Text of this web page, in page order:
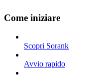
Come iniziare
Scopri Sorank
Avvio rapido